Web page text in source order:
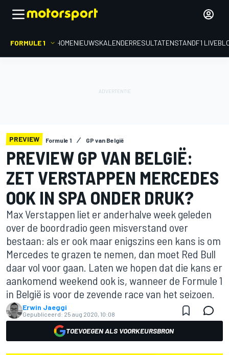
FORMULE 1 HOMENIEUWSKALENDERRESULTATENSTANDF1
PREVIEW Formule 1 GP van België
PREVIEW GP VAN BELGIË:
ZET VERSTAPPEN MERCEDES
OOK IN SPA ONDER DRUK?
Max Verstappen liet er anderhalve week geleden
over de boordradio geen misverstand over
bestaan: als er ook maar enigszins een kans is om
Mercedes te grazen te nemen, dan moet Red Bull
daar vol voor gaan. Laten we hopen dat die kans er
aankomend weekend ook is, wanneer de Formule 1
in België is voor de zevende race van het seizoen.
Erwin Jaeggi
Gepubliceerd: 25 aug 2020, 10:08
TOEVOEGEN ALS VOORKEURSBRON